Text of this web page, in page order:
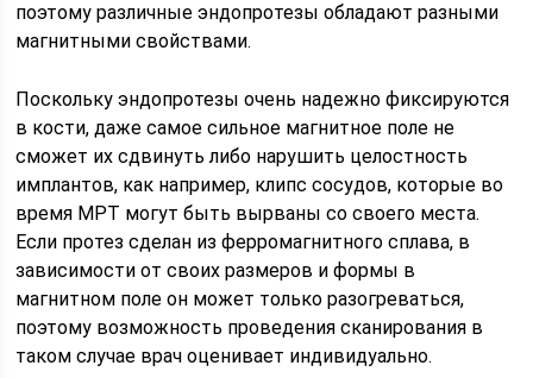
поэтому различные эндопротезы обладают разными
магнитными свойствами.
Поскольку эндопротезы очень надежно фиксируются
в кости, даже самое сильное магнитное поле не
сможет их сдвинуть либо нарушить целостность
имплантов, как например, клипс сосудов, которые во
время МРТ могут быть вырваны со своего места.
Если протез сделан из ферромагнитного сплава, в
зависимости от своих размеров и формы в
магнитном поле он может только разогреваться,
поэтому возможность проведения сканирования в
таком случае врач оценивает индивидуально.